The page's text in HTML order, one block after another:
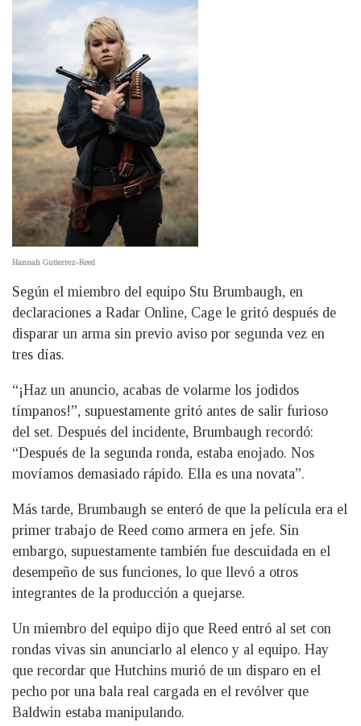
Hannah Gutierrez-Reed
Según el miembro del equipo Stu Brumbaugh, en
declaraciones a Radar Online, Cage le gritó después de
disparar un arma sin previo aviso por segunda vez en
tres días.
“¡Haz un anuncio, acabas de volarme los jodidos
tímpanos!”, supuestamente gritó antes de salir furioso
del set. Después del incidente, Brumbaugh recordó:
“Después de la segunda ronda, estaba enojado. Nos
movíamos demasiado rápido. Ella es una novata”.
Más tarde, Brumbaugh se enteró de que la película era el
primer trabajo de Reed como armera en jefe. Sin
embargo, supuestamente también fue descuidada en el
desempeño de sus funciones, lo que llevó a otros
integrantes de la producción a quejarse.
Un miembro del equipo dijo que Reed entró al set con
rondas vivas sin anunciarlo al elenco y al equipo. Hay
que recordar que Hutchins murió de un disparo en el
pecho por una bala real cargada en el revólver que
Baldwin estaba manipulando.